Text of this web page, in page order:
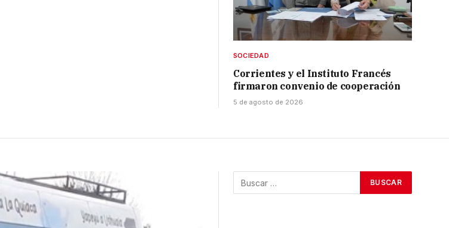
SOCIEDAD
Corrientes y el Instituto Francés
firmaron convenio de cooperación
5 de agosto de 2026